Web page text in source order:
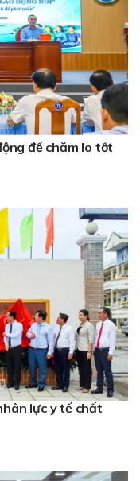
để chăm lo tốt
lực y tế chất